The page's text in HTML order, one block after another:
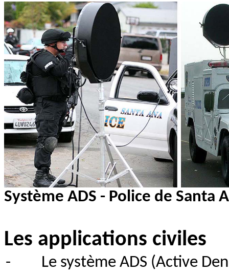
Système ADS - Police de Santa
Les applications civiles
-
Le système ADS (Active